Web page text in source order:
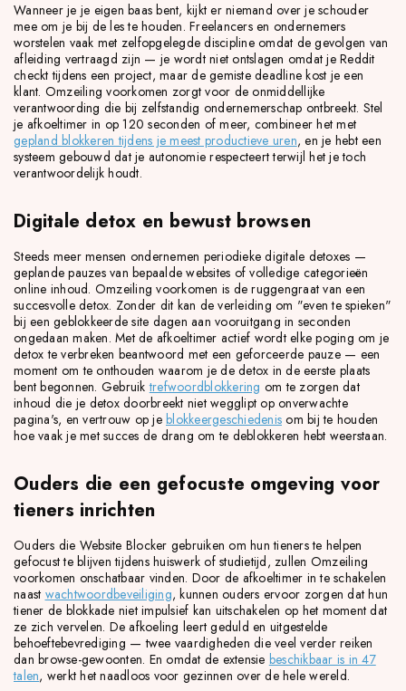
Wanneer je je eigen baas bent, kijkt er niemand over je schouder
mee om je bij de les te houden. Freelancers en ondernemers
worstelen vaak met zelfopgelegde discipline omdat de gevolgen van
afleiding vertraagd zijn — je wordt niet ontslagen omdat je Reddit
checkt tijdens een project, maar de gemiste deadline kost je een
klant. Omzeiling voorkomen zorgt voor de onmiddellijke
verantwoording die bij zelfstandig ondernemerschap ontbreekt. Stel
je afkoeltimer in op 120 seconden of meer, combineer het met
gepland blokkeren tijdens je meest productieve uren, en je hebt een
systeem gebouwd dat je autonomie respecteert terwijl het je toch
verantwoordelijk houdt.
Digitale detox en bewust browsen
Steeds meer mensen ondernemen periodieke digitale detoxes —
geplande pauzes van bepaalde websites of volledige categorieën
online inhoud. Omzeiling voorkomen is de ruggengraat van een
succesvolle detox. Zonder dit kan de verleiding om "even te spieken"
bij een geblokkeerde site dagen aan vooruitgang in seconden
ongedaan maken. Met de afkoeltimer actief wordt elke poging om je
detox te verbreken beantwoord met een geforceerde pauze — een
moment om te onthouden waarom je de detox in de eerste plaats
bent begonnen. Gebruiktrefwoordblokkering om te zorgen dat
inhoud die je detox doorbreekt niet wegglipt op onverwachte
pagina's, en vertrouw op je blokkeergeschiedenis om bij te houden
hoe vaak je met succes de drang om te deblokkeren hebt weerstaan.
Ouders die een gefocuste omgeving voor
tieners inrichten
Ouders die Website Blocker gebruiken om hun tieners te helpen
gefocust te blijven tijdens huiswerk of studietijd, zullen Omzeiling
voorkomen onschatbaar vinden. Door de afkoeltimer in te schakelen
naast wachtwoordbeveiliging, kunnen ouders ervoor zorgen dat hun
tiener de blokkade niet impulsief kan uitschakelen op het moment dat
ze zich vervelen. De afkoeling leert geduld en uitgestelde
behoeftebevrediging — twee vaardigheden die veel verder reiken
dan browse-gewoonten. En omdat de extensie beschikbaar is in 47
talen, werkt het naadloos voor gezinnen over de hele wereld.